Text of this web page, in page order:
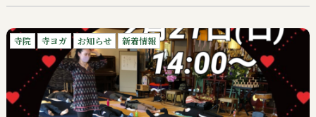
寺院 寺ヨガ お知らせ 新着情報